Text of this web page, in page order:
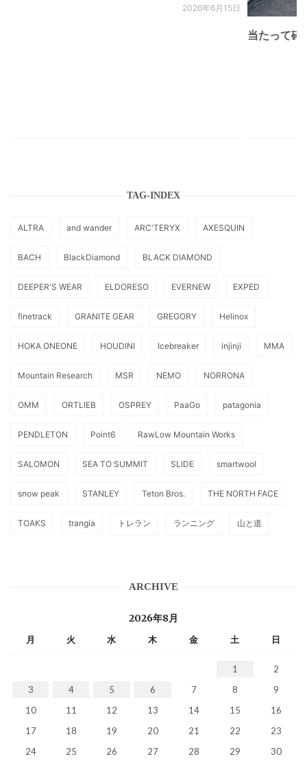
2026年6月15日
当たって砕
TAG-INDEX
ALTRA and wander ARC'TERYX AXESQUIN
BACH BlackDiamond BLACK DIAMOND
DEEPER'S WEAR ELDORESO EVERNEW EXPED
finetrack GRANITE GEAR GREGORY Helinox
HOKA ONEONE HOUDINI Icebreaker injinji MMA
Mountain Research MSR NEMO NORRONA
OMM ORTLIEB OSPREY PaaGo patagonia
PENDLETON Point6 RawLow Mountain Works
SALOMON SEA TO SUMMIT SLIDE smartwool
snow peak STANLEY Teton Bros. THE NORTH FACE
TOAKS trangia トレラン ランニング 山と道
ARCHIVE
2026年8月
月 火 水 木 金 土 日
1
2
3
4 5 6 7 8
9
10
11 12 13 14 15
16
17
18 19 20 21 22
23
24
25 26 27 28 29 30